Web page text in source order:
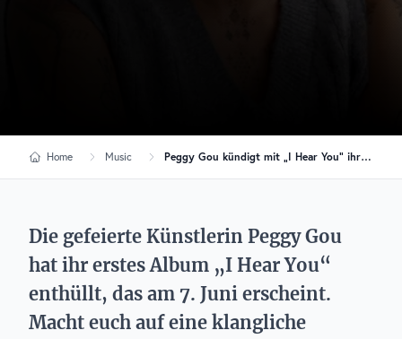
Home Music Peggy Gou kündigt mit „I Hear You“ ihr bahnbrechendes Debütalbum an
Die gefeierte Künstlerin Peggy Gou
hat ihr erstes Album „I Hear You“
enthüllt, das am 7. Juni erscheint.
Macht euch auf eine klangliche